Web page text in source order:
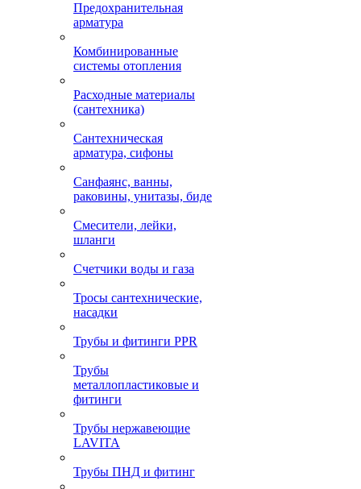
Предохранительная
арматура
Комбинированные
системы отопления
Расходные материалы
(сантехника)
Сантехническая
арматура, сифоны
Санфаянс, ванны,
раковины, унитазы, биде
Смесители, лейки,
шланги
Счетчики воды и газа
Тросы сантехнические,
насадки
Трубы и фитинги PPR
Трубы
металлопластиковые и
фитинги
Трубы нержавеющие
LAVITA
Трубы ПНД и фитинг